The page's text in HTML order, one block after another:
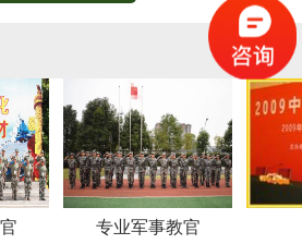
更多
专业军事教官